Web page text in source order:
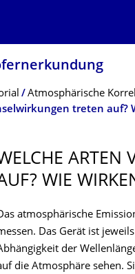
Atmosphärische
ARTEN
WIE
atmosphärische
Das Gerät ist
der
die Atmosphäre sehen.